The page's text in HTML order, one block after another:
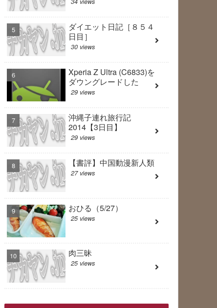
ダイエット日記［８５４
日目］
30 views
Xperia Z Ultra (C6833)を
ダウングレードした
29 views
沖縄子連れ旅行記
2014【3日目】
29 views
【書評】中国動漫新人類
27 views
おひる（5/27）
25 views
肉三昧
25 views